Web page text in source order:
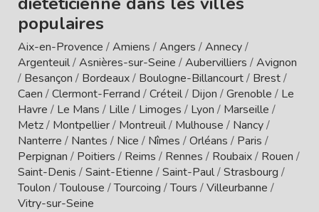
populaires
Aix-en-Provence /Amiens /Angers /Annecy/
Argenteuil/Asnières-sur-Seine /Aubervilliers /Avignon
/ Besançon / Bordeaux/ Boulogne-Billancourt/ Brest/
Caen /Clermont-Ferrand /Créteil/ Dijon /Grenoble / Le
Havre / Le Mans / Lille / Limoges / Lyon / Marseille /
Metz/ Montpellier/ Montreuil/ Mulhouse / Nancy/
Nanterre / Nantes / Nice / Nîmes /Orléans / Paris /
Perpignan / Poitiers / Reims / Rennes / Roubaix/ Rouen /
Saint-Denis /Saint-Etienne /Saint-Paul/Strasbourg /
Toulon /Toulouse /Tourcoing /Tours /Villeurbanne /
Vitry-sur-Seine